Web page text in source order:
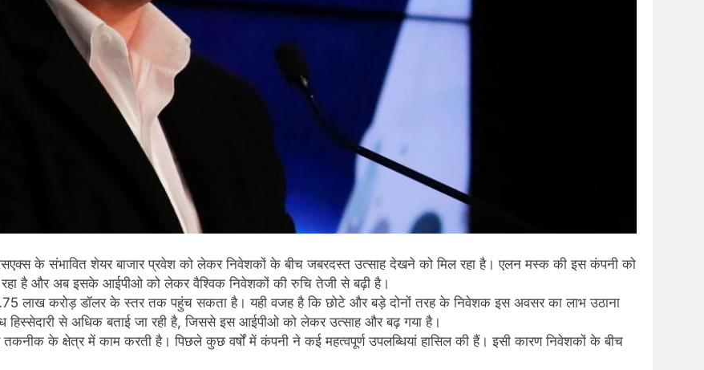
स्पेसएक्स के संभावित शेयर बाजार प्रवेश को लेकर निवेशकों के बीच जबरदस्त उत्साह देखने को मिल रहा है। एलन मस्क की इस कंपनी को
रहा है और अब इसके आईपीओ को लेकर वैश्विक निवेशकों की रुचि तेजी से बढ़ी है।
लाख करोड़ डॉलर के स्तर तक पहुंच सकता है। यही वजह है कि छोटे और बड़े दोनों तरह के निवेशक इस अवसर का लाभ उठाना
हिस्सेदारी से अधिक बताई जा रही है, जिससे इस आईपीओ को लेकर उत्साह और बढ़ गया है।
के क्षेत्र में काम करती है। पिछले कुछ वर्षों में कंपनी ने कई महत्वपूर्ण उपलब्धियां हासिल की हैं। इसी कारण निवेशकों के बीच